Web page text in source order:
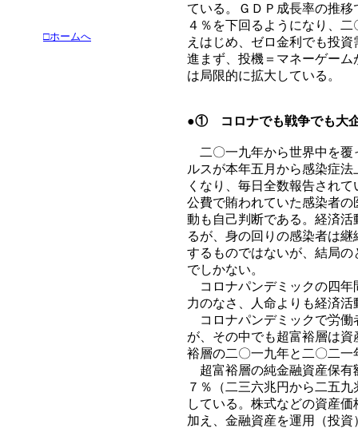
□ホームへ
ている。ＧＤＰ成長率の推
４％を下回るようになり、
えはじめ、ゼロ金利でも投
進まず、投機＝マネーゲー
は局限的に拡大している。
●① コロナでも戦争でも大
二〇一九年から世界中を覆
ルスが本年五月から感染症
くなり、毎日全数報告され
公費で賄われていた感染者
動も自己判断である。経済
るが、身の回りの感染者は
するものではないが、結局
でしかない。
コロナパンデミックの四年
力のなさ、人命よりも経済
コロナパンデミックで労働
が、その中でも超富裕層は
裕層の二〇一九年と二〇二一
超富裕層の純金融資産保有
７％（二三六兆円から二五
している。株式などの資産
加え、金融資産を運用（投